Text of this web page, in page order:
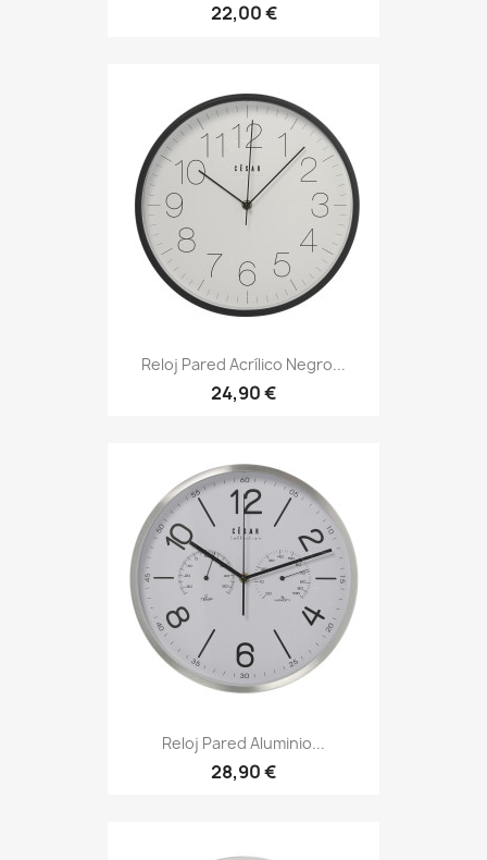
22,00 €
Reloj Pared Acrílico Negro...
24,90 €
Reloj Pared Aluminio...
28,90 €